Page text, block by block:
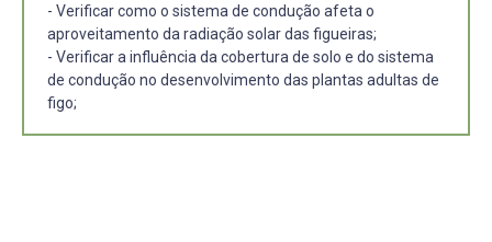
- Verificar como o sistema de condução afeta o
aproveitamento da radiação solar das figueiras;
- Verificar a influência da cobertura de solo e do sistema
de condução no desenvolvimento das plantas adultas de
figo;